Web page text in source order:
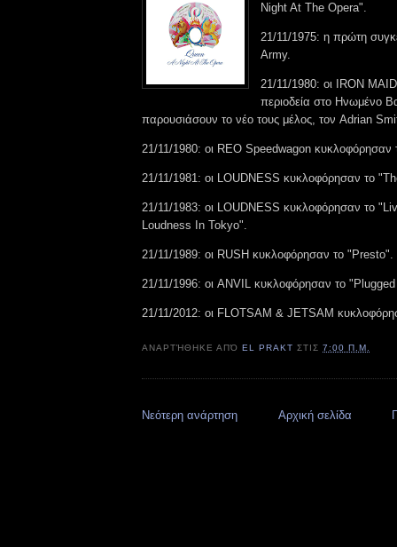
Night At The Opera".
21/11/1975: η πρώτη
Army.
21/11/1980: οι IRON
περιοδεία στο Ηνωμένο
παρουσιάσουν το νέο τους μέλος, τον Adrian
21/11/1980: οι REO Speedwagon
21/11/1981: οι LOUDNESS κυκλοφόρησαν το
21/11/1983: οι LOUDNESS κυκλοφόρησαν το
Loudness In Tokyo".
21/11/1989: οι RUSH κυκλοφόρησαν το "Presto".
21/11/1996: οι ANVIL κυκλοφόρησαν το
21/11/2012: οι FLOTSAM & JETSAM
ΑΝΑΡΤΉΘΗΚΕ ΑΠΌEL PRAKT ΣΤΙΣ7:00 Π.Μ.
Νεότερη ανάρτηση Αρχική σελίδα